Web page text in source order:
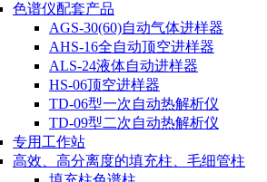
色谱仪配套产品
AGS-30(60)自动气体进样器
AHS-16全自动顶空进样器
ALS-24液体自动进样器
HS-06顶空进样器
TD-06型一次自动热解析仪
TD-09型二次自动热解析仪
专用工作站
高效、高分离度的填充柱、毛细管柱